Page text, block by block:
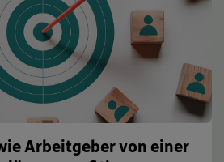
Arbeitgeber von einer